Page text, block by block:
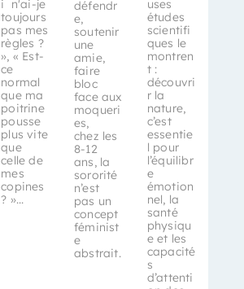
i n'ai-je
toujours
pas mes
règles ?
», « Est-
ce
normal
que ma
poitrine
pousse
plus vite
que
celle de
mes
copines
? »...
défendr
e,
soutenir
une
amie,
faire
bloc
face aux
moqueri
es,
chez les
8-12
ans, la
sororité
n’est
pas un
concept
féminist
e
abstrait.
uses
études
scientifi
ques le
montren
t :
découvri
r la
nature,
c’est
essentie
l pour
l’équilibr
e
émotion
nel, la
santé
physiqu
e et les
capacité
s
d’attenti